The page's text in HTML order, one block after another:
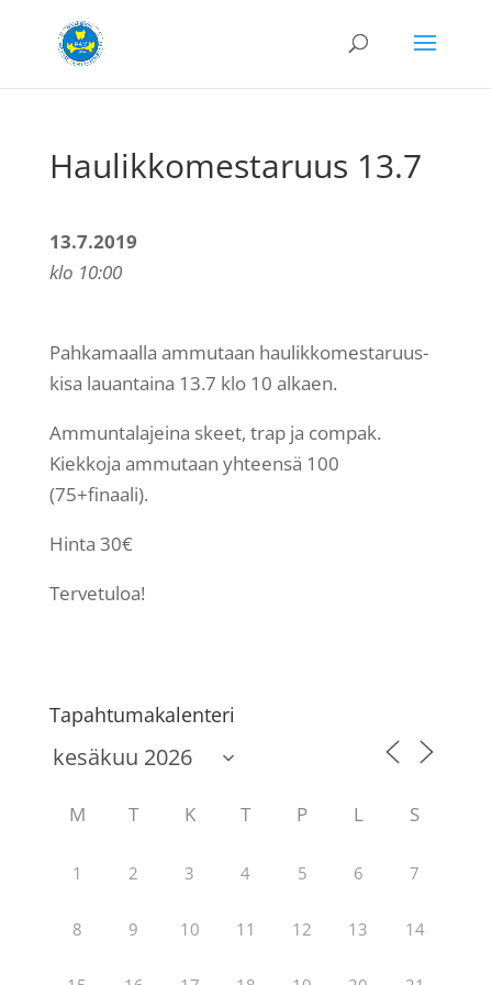
Haulikkomestaruus 13.7
13.7.2019
klo 10:00
Pahkamaalla ammutaan haulikkomestaruus-
kisa lauantaina 13.7 klo 10 alkaen.
Ammuntalajeina skeet, trap ja compak.
Kiekkoja ammutaan yhteensä 100
(75+finaali).
Hinta 30€
Tervetuloa!
Tapahtumakalenteri
M T K T P L S
1 2 3 4 5 6 7
8 9 10 11 12 13 14